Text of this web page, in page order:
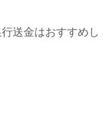
送金はおすすめし